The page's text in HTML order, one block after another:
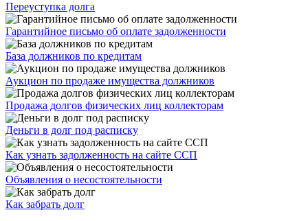
Переуступка долга
Гарантийное письмо об оплате задолженности
База должников по кредитам
Аукцион по продаже имущества должников
Продажа долгов физических лиц коллекторам
Деньги в долг под расписку
Как узнать задолженность на сайте ССП
Объявления о несостоятельности
Как забрать долг